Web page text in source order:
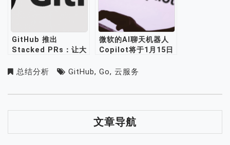
GitHub 推出
Stacked PRs：让大
微软的AI聊天机器人
Copilot将于1月15日
运行
总结分析 GitHub, Go, 云服务
文章导航